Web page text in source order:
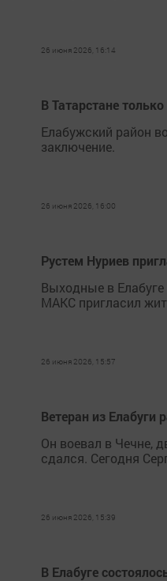
26 июня 2026, 16:14
В Татарстане
Елабужский район
заключение.
26 июня 2026, 16:00
Рустем Нуриев
Выходные в
МАКС пригласил
26 июня 2026, 15:57
Ветеран из Елабуги
Он воевал в Чечне,
сдался. Сегодня
26 июня 2026, 15:39
В Елабуге